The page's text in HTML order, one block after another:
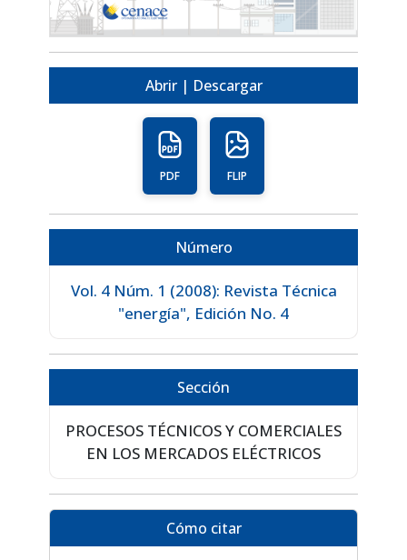
Abrir | Descargar
PDF FLIP
Número
Vol. 4 Núm. 1 (2008): Revista Técnica
"energía", Edición No. 4
Sección
PROCESOS TÉCNICOS Y COMERCIALES
EN LOS MERCADOS ELÉCTRICOS
Cómo citar